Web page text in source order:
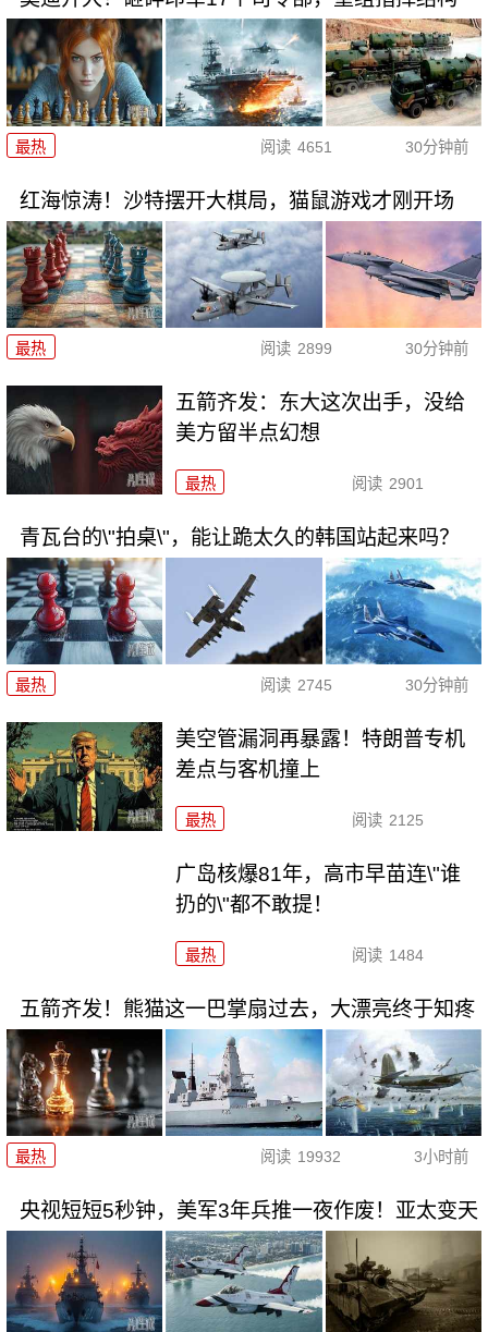
最热 阅读 4651 30分钟前
红海惊涛！沙特摆开大棋局，猫鼠游戏才刚开场
最热 阅读 2899 30分钟前
五箭齐发：东大这次出手，没给
美方留半点幻想
最热 阅读 2901
青瓦台的\"拍桌\"，能让跪太久的韩国站起来吗？
最热 阅读 2745 30分钟前
美空管漏洞再暴露！特朗普专机
差点与客机撞上
最热 阅读 2125
广岛核爆81年，高市早苗连\"谁
扔的\"都不敢提！
最热 阅读 1484
五箭齐发！熊猫这一巴掌扇过去，大漂亮终于知疼
最热 阅读 19932 3小时前
央视短短5秒钟，美军3年兵推一夜作废！亚太变天